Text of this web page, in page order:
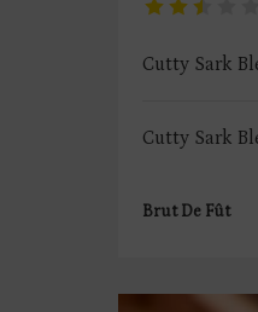
Cutty Sark
Cutty Sark
Brut De Fût